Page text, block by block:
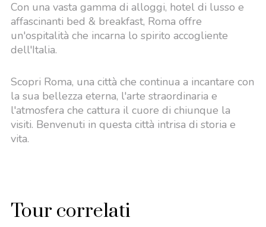
Con una vasta gamma di alloggi, hotel di lusso e
affascinanti bed & breakfast, Roma offre
un'ospitalità che incarna lo spirito accogliente
dell'Italia.
Scopri Roma, una città che continua a incantare con
la sua bellezza eterna, l'arte straordinaria e
l'atmosfera che cattura il cuore di chiunque la
visiti. Benvenuti in questa città intrisa di storia e
vita.
Tour correlati